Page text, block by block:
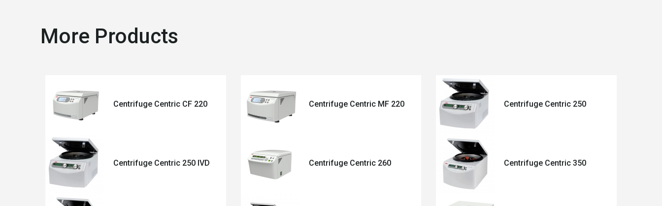
More Products
Centrifuge Centric CF 220 Centrifuge Centric MF 220 Centrifuge Centric 250
Centrifuge Centric 250 IVD Centrifuge Centric 260 Centrifuge Centric 350